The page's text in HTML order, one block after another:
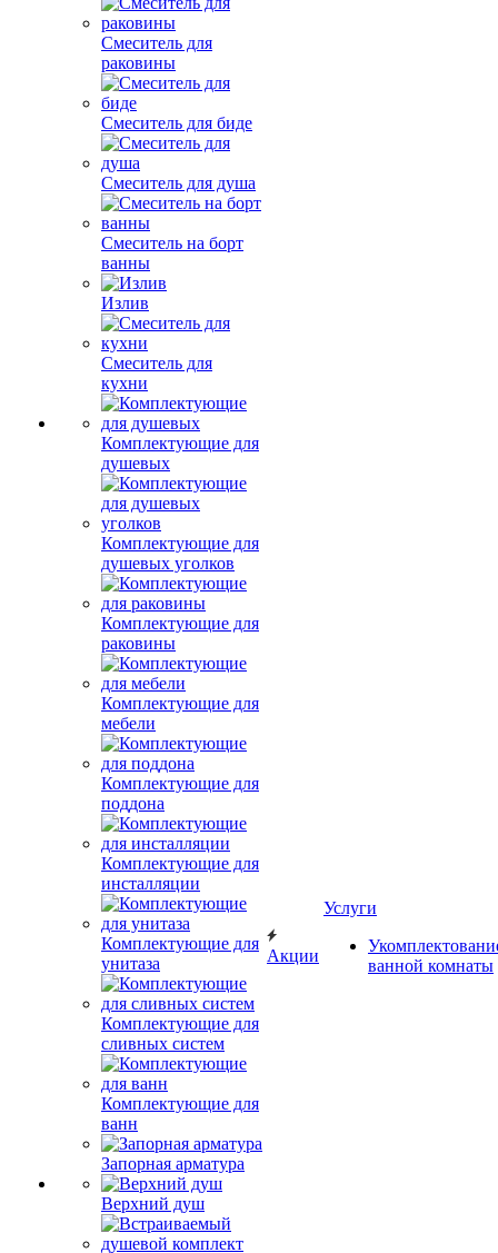
Смеситель для
раковины
Смеситель для биде
Смеситель для душа
Смеситель на борт
ванны
Излив
Смеситель для
кухни
Комплектующие для
душевых
Комплектующие для
душевых уголков
Комплектующие для
раковины
Комплектующие для
мебели
Комплектующие для
поддона
Комплектующие для
инсталляции
Комплектующие для
унитаза
Комплектующие для
сливных систем
Комплектующие для
ванн
Запорная арматура
Верхний душ
Акции
Услуги
ванной комнаты